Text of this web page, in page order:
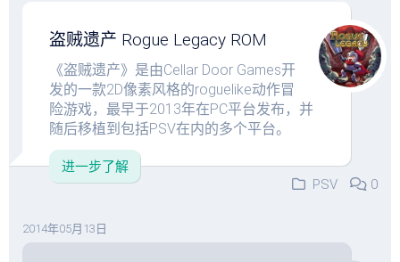
盗贼遗产 Rogue Legacy ROM
《盗贼遗产》是由Cellar Door Games开
发的一款2D像素风格的roguelike动作冒
险游戏，最早于2013年在PC平台发布，并
随后移植到包括PSV在内的多个平台。
进一步了解
PSV
0
2014年05月13日